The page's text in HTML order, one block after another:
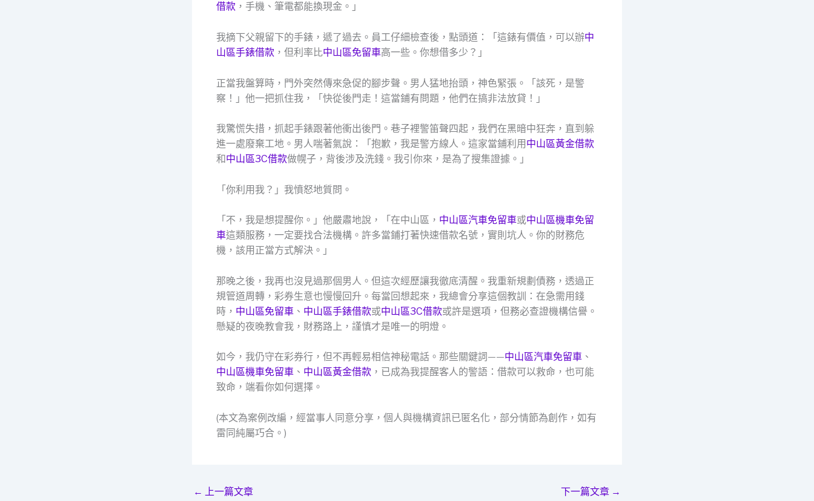
借款 ，手機、筆電都能換現金。」
我摘下父親留下的手錶，遞了過去。員工仔細檢查後，點頭道：「這錶有價值，可以辦中
山區手錶借款 ，但利率比中山區免留車高一些。你想借多少？」
正當我盤算時，門外突然傳來急促的腳步聲。男人猛地抬頭，神色緊張。「該死，是警
察！」他一把抓住我，「快從後門走！這當鋪有問題，他們在搞非法放貸！」
我驚慌失措，抓起手錶跟著他衝出後門。巷子裡警笛聲四起，我們在黑暗中狂奔，直到躲
進一處廢棄工地。男人喘著氣說：「抱歉，我是警方線人。這家當鋪利用 中山區黃金借款
和中山區3C借款做幌子，背後涉及洗錢。我引你來，是為了搜集證據。」
「你利用我？」我憤怒地質問。
「不，我是想提醒你。」他嚴肅地說，「在中山區， 中山區汽車免留車或中山區機車免留
車這類服務，一定要找合法機構。許多當鋪打著快速借款名號，實則坑人。你的財務危
機，該用正當方式解決。」
那晚之後，我再也沒見過那個男人。但這次經歷讓我徹底清醒。我重新規劃債務，透過正
規管道周轉，彩券生意也慢慢回升。每當回想起來，我總會分享這個教訓：在急需用錢
時， 中山區免留車 、 中山區手錶借款或中山區3C借款或許是選項，但務必查證機構信譽。
懸疑的夜晚教會我，財務路上，謹慎才是唯一的明燈。
如今，我仍守在彩券行，但不再輕易相信神秘電話。那些關鍵詞——中山區汽車免留車 、
中山區機車免留車 、 中山區黃金借款 ，已成為我提醒客人的警語：借款可以救命，也可能
致命，端看你如何選擇。
(本文為案例改編，經當事人同意分享，個人與機構資訊已匿名化，部分情節為創作，如有
雷同純屬巧合。)
← 上一篇文章 下一篇文章 →